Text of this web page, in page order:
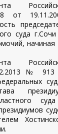
от
суда
начиная
№ 913